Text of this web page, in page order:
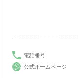
電話番号
公式ホームページ